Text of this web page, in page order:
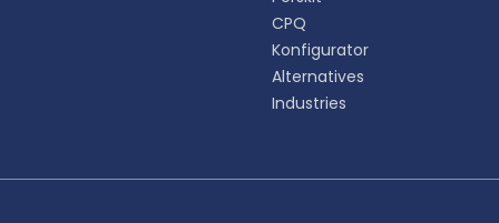
Svenska
CPQ
Konfigurator
Alternatives
Industries